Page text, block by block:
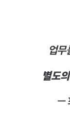
업무
별도
ㅡ